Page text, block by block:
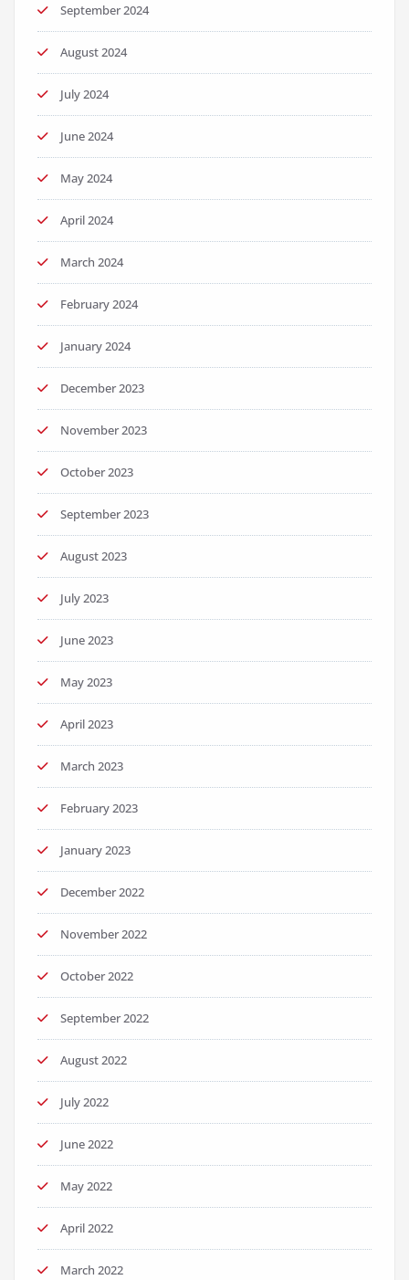
September 2024
August 2024
July 2024
June 2024
May 2024
April 2024
March 2024
February 2024
January 2024
December 2023
November 2023
October 2023
September 2023
August 2023
July 2023
June 2023
May 2023
April 2023
March 2023
February 2023
January 2023
December 2022
November 2022
October 2022
September 2022
August 2022
July 2022
June 2022
May 2022
April 2022
March 2022